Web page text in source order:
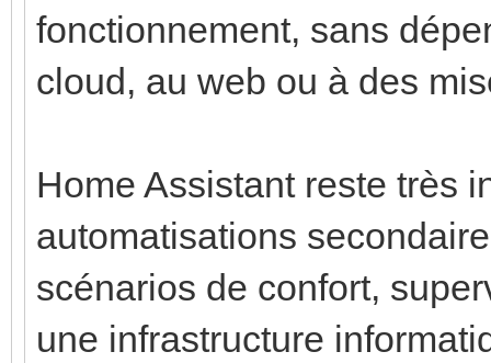
fonctionnement, sans
cloud, au web ou à des
Home Assistant reste très
automatisations
scénarios de confort,
une infrastructure